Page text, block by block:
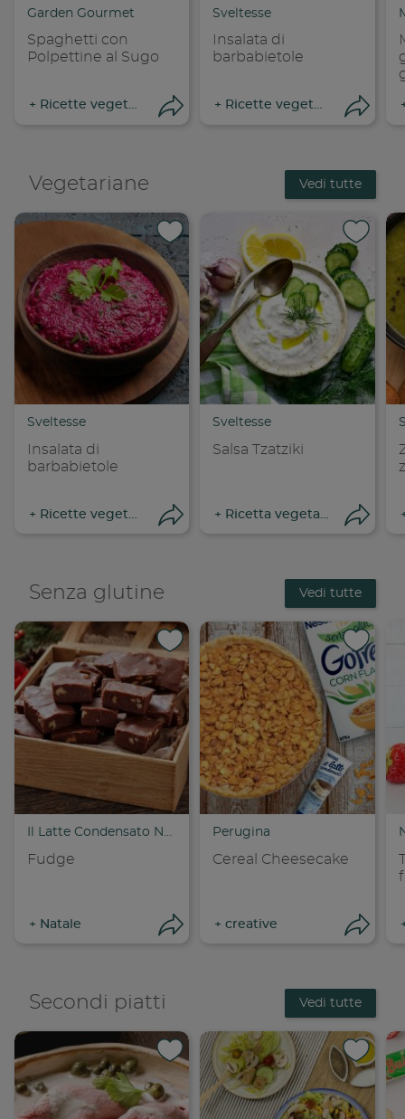
Garden Gourmet
Spaghetti con
Polpettine al Sugo
+ Ricette vegetariane
Condividi su
Copia link
Sveltesse
Insalata di
barbabietole
+ Ricette vegetariane
Vegetariane Vedi tutte
Sveltesse
Insalata di
barbabietole
+ Ricette vegetariane
Condividi su
Copia link
Sveltesse
Salsa Tzatziki
+ Ricetta vegetariane
Senza glutine Vedi tutte
Il Latte Condensato Nestlé
Fudge
+ Natale
Perugina
Cereal Cheesecake
+creative
Secondi piatti Vedi tutte